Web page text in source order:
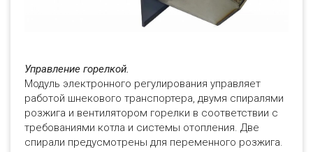
Управление горелкой.
Модуль электронного регулирования управляет
работой шнекового транспортера, двумя спиралями
розжига и вентилятором горелки в соответствии с
требованиями котла и системы отопления. Две
спирали предусмотрены для переменного розжига.